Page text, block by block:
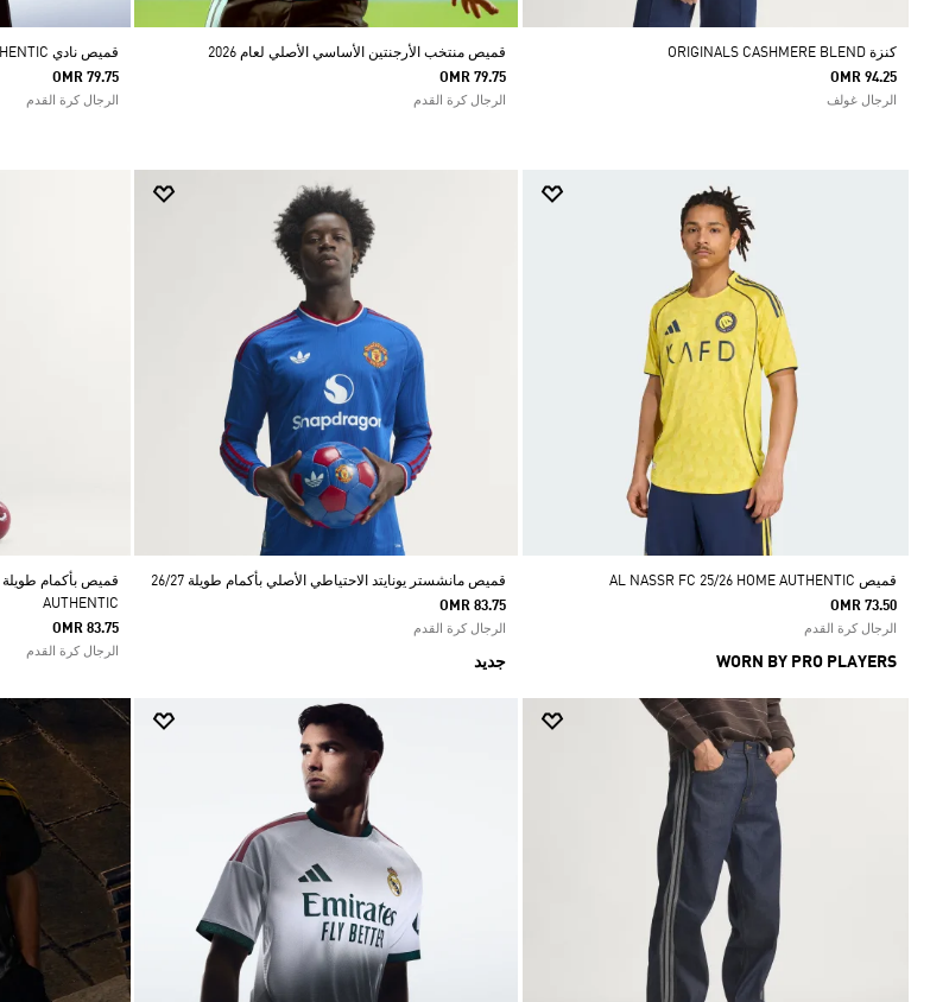
كنزة ORIGINALS CASHMERE BLEND
OMR 94.25
الرجال غولف
قميص منتخب الأرجنتين الأساسي الأصلي لعام 2026
OMR 79.75
الرجال كرة القدم
قميص نادي FC BAYERN AUTHENTIC الأساسي لموسم 26/27
OMR 79.75
الرجال كرة القدم
قميص AL NASSR FC 25/26 HOME AUTHENTIC
OMR 73.50
الرجال كرة القدم
WORN BY PRO PLAYERS
قميص مانشستر يونايتد الاحتياطي الأصلي بأكمام طويلة 26/27
OMR 83.75
الرجال كرة القدم
جديد
AUTHENTIC
OMR 83.75
الرجال كرة القدم